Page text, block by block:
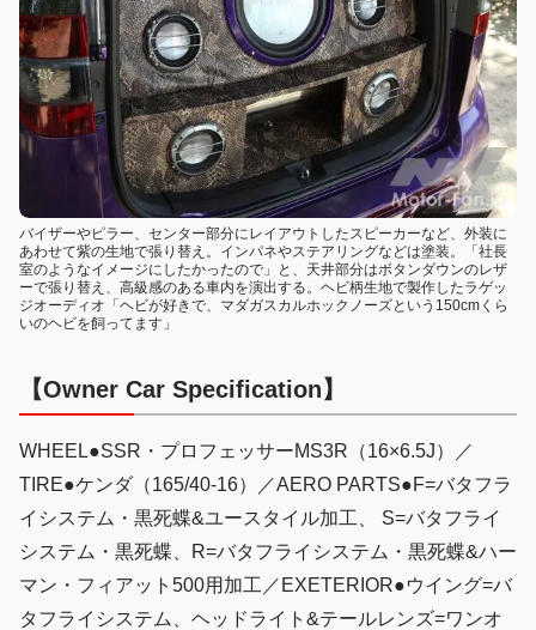
バイザーやピラー、センター部分にレイアウトしたスピーカーなど、外装に
あわせて紫の生地で張り替え。インパネやステアリングなどは塗装。「社長
室のようなイメージにしたかったので」と、天井部分はボタンダウンのレザ
ーで張り替え、高級感のある車内を演出する。ヘビ柄生地で製作したラゲッ
ジオーディオ「ヘビが好きで、マダガスカルホックノーズという150cmくら
いのヘビを飼ってます」
【Owner Car Specification】
WHEEL●SSR・プロフェッサーMS3R（16×6.5J）／
TIRE●ケンダ（165/40-16）／AERO PARTS●F=バタフラ
イシステム・黒死蝶&ユースタイル加工、 S=バタフライ
システム・黒死蝶、R=バタフライシステム・黒死蝶&ハー
マン・フィアット500用加工／EXETERIOR●ウイング=バ
タフライシステム、ヘッドライト&テールレンズ=ワンオ